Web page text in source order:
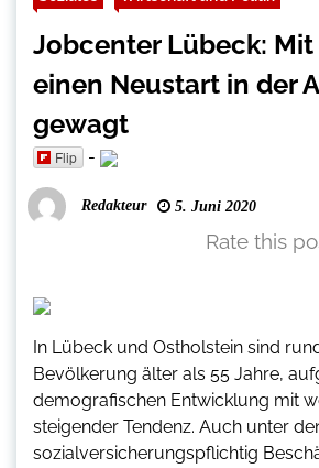
Jobcenter Lübeck: Mit
einen Neustart in der
gewagt
Flip -
Redakteur 5. Juni 2020
Rate this
In Lübeck und Ostholstein sind
Bevölkerung älter als 55 Jahre,
demografischen Entwicklung mit
steigender Tendenz. Auch unter
sozialversicherungspflichtig